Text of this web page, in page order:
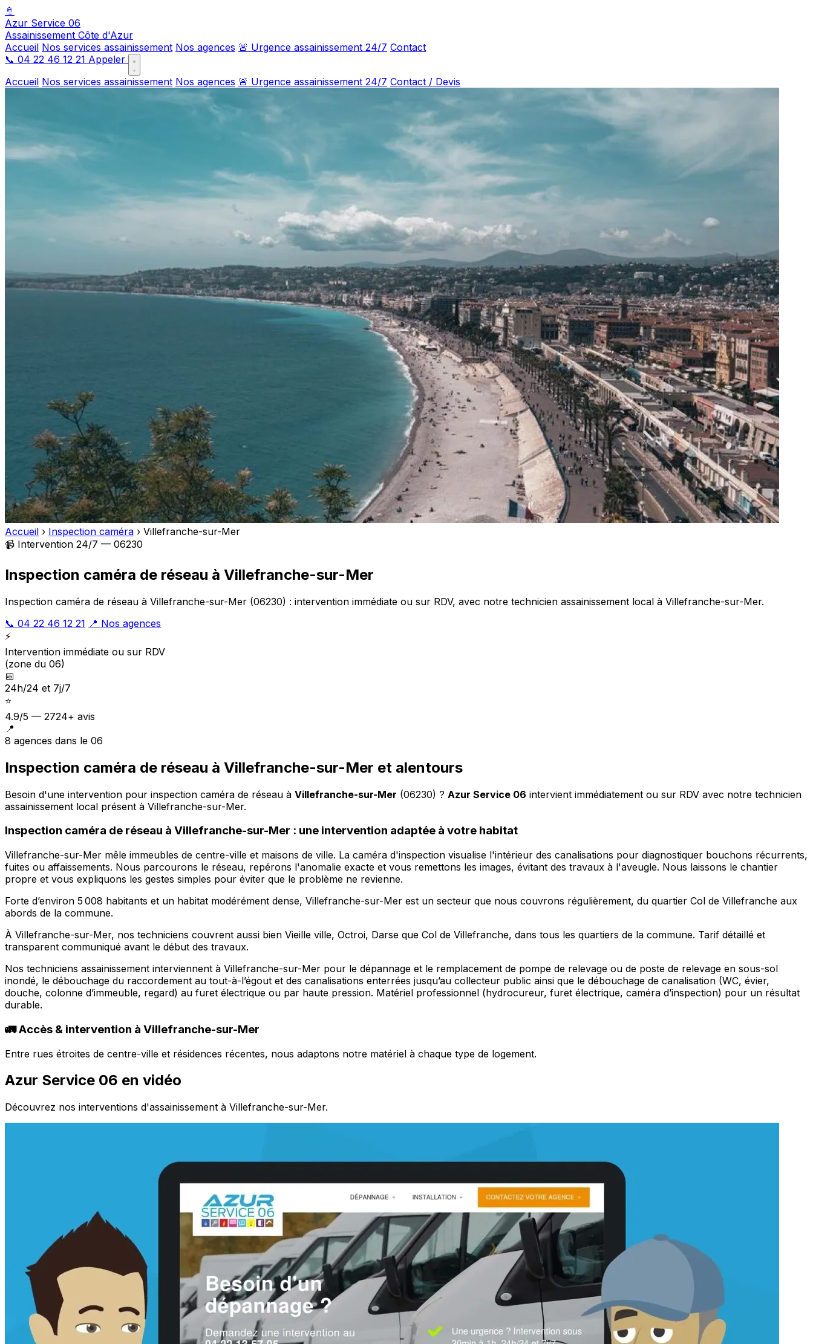
🚿
Azur Service 06
Assainissement Côte d'Azur
Accueil Nos services assainissement Nos agences 🚨 Urgence assainissement 24/7 Contact
📞 04 22 46 12 21 Appeler
Accueil Nos services assainissement Nos agences 🚨 Urgence assainissement 24/7 Contact / Devis
Accueil › Inspection caméra › Villefranche-sur-Mer
📹 Intervention 24/7 — 06230
Inspection caméra de réseau à Villefranche-sur-Mer
Inspection caméra de réseau à Villefranche-sur-Mer (06230) : intervention immédiate ou sur RDV, avec notre technicien assainissement local à Villefranche-sur-Mer.
📞 04 22 46 12 21 📍 Nos agences
⚡
Intervention immédiate ou sur RDV
(zone du 06)
📅
24h/24 et 7j/7
⭐
4.9/5 — 2724+ avis
📍
8 agences dans le 06
Inspection caméra de réseau à Villefranche-sur-Mer et alentours
Besoin d'une intervention pour inspection caméra de réseau à Villefranche-sur-Mer (06230) ? Azur Service 06 intervient immédiatement ou sur RDV avec notre technicien
assainissement local présent à Villefranche-sur-Mer.
Inspection caméra de réseau à Villefranche-sur-Mer : une intervention adaptée à votre habitat
Villefranche-sur-Mer mêle immeubles de centre-ville et maisons de ville. La caméra d'inspection visualise l'intérieur des canalisations pour diagnostiquer bouchons récurrents,
fuites ou affaissements. Nous parcourons le réseau, repérons l'anomalie exacte et vous remettons les images, évitant des travaux à l'aveugle. Nous laissons le chantier
propre et vous expliquons les gestes simples pour éviter que le problème ne revienne.
Forte d’environ 5 008 habitants et un habitat modérément dense, Villefranche-sur-Mer est un secteur que nous couvrons régulièrement, du quartier Col de Villefranche aux
abords de la commune.
À Villefranche-sur-Mer, nos techniciens couvrent aussi bien Vieille ville, Octroi, Darse que Col de Villefranche, dans tous les quartiers de la commune. Tarif détaillé et
transparent communiqué avant le début des travaux.
Nos techniciens assainissement interviennent à Villefranche-sur-Mer pour le dépannage et le remplacement de pompe de relevage ou de poste de relevage en sous-sol
inondé, le débouchage du raccordement au tout-à-l’égout et des canalisations enterrées jusqu’au collecteur public ainsi que le débouchage de canalisation (WC, évier,
douche, colonne d’immeuble, regard) au furet électrique ou par haute pression. Matériel professionnel (hydrocureur, furet électrique, caméra d’inspection) pour un résultat
durable.
🚛 Accès & intervention à Villefranche-sur-Mer
Entre rues étroites de centre-ville et résidences récentes, nous adaptons notre matériel à chaque type de logement.
Azur Service 06 en vidéo
Découvrez nos interventions d'assainissement à Villefranche-sur-Mer.